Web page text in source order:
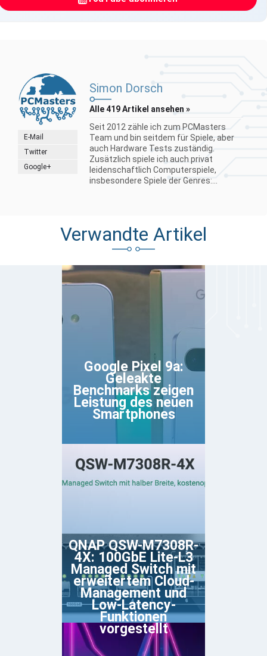
E-Mail
Twitter
Google+
Simon Dorsch
Alle 419 Artikel ansehen »
Seit 2012 zähle ich zum PCMasters
Team und bin seitdem für Spiele, aber
auch Hardware Tests zuständig.
Zusätzlich spiele ich auch privat
leidenschaftlich Computerspiele,
insbesondere Spiele der Genres:...
Verwandte Artikel
Google Pixel 9a:
Geleakte
Benchmarks zeigen
Leistung des neuen
Smartphones
QNAP QSW-M7308R-
4X: 100GbE Lite-L3
Managed Switch mit
erweitertem Cloud-
Management und
Low-Latency-
Funktionen
vorgestellt